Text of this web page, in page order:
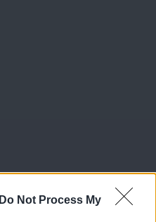
Do Not Process My